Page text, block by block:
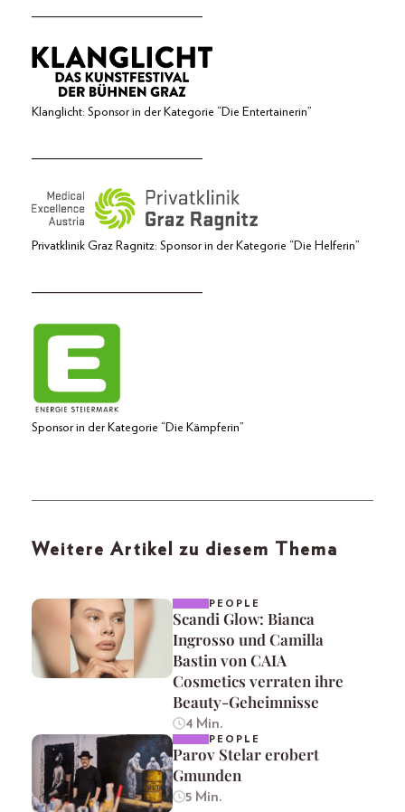
_____________________
Klanglicht: Sponsor in der Kategorie “Die Entertainerin”
_____________________
Privatklinik Graz Ragnitz: Sponsor in der Kategorie “Die Helferin”
_____________________
Sponsor in der Kategorie “Die Kämpferin”
Weitere Artikel zu diesem Thema
PEOPLE
Scandi Glow: Bianca
Ingrosso und Camilla
Bastin von CAIA
Cosmetics verraten ihre
Beauty-Geheimnisse
4 Min.
PEOPLE
Parov Stelar erobert
Gmunden
5 Min.